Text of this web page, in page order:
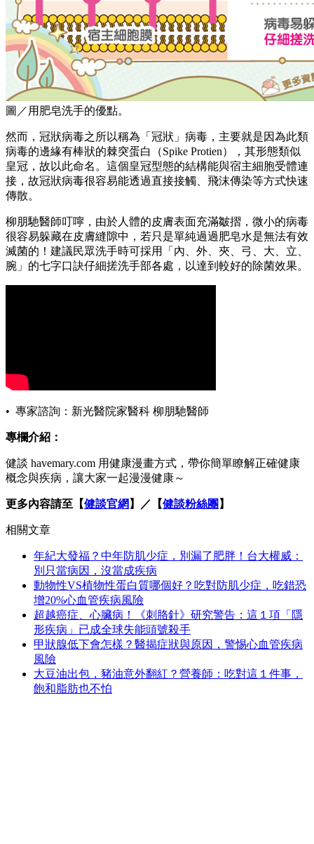
圖／用肥皂洗手的優點。
然而，冠狀病毒之所以稱為「冠狀」病毒，主要就是因為此類
病毒的邊緣有棒狀的棘突蛋白（Spike Protien），其形態類似
皇冠，故以此命名。這個皇冠型態的結構能與宿主細胞受體連
接，故冠狀病毒很容易能透過直接接觸、飛沫傳染等方式快速
傳散。
柳朋馳醫師叮嚀，由於人體的皮膚表面充滿皺摺，微小的病毒
很容易躲藏在皮膚縫隙中，若只是單純過過肥皂水是無法有效
滅菌的！建議民眾洗手時可採用「內、外、夾、弓、大、立、
腕」的七字口訣仔細搓洗手部各處，以達到較好的除菌效果。
• 專家諮詢：新光醫院家醫科 柳朋馳醫師
專欄介紹：
健談 havemary.com 用健康漫畫方式，帶你簡單瞭解正確健康
概念與疾病，讓大家一起漫漫健康～
更多內容請至【健談官網 】／【健談粉絲團 】
相關文章
年紀大發福？中年防肌少症，別漏了肥胖！台大權威：
別只當病因，沒當成疾病
動物性VS植物性蛋白質哪個好？吃對防肌少症，吃錯恐
增20%心血管疾病風險
超越癌症、心臟病！《刺胳針》研究警告：這１項「隱
形疾病」已成全球失能頭號殺手
甲狀腺低下會怎樣？醫揭症狀與原因，警惕心血管疾病
風險
大豆油出包，豬油意外翻紅？營養師：吃對這１件事，
飽和脂肪也不怕